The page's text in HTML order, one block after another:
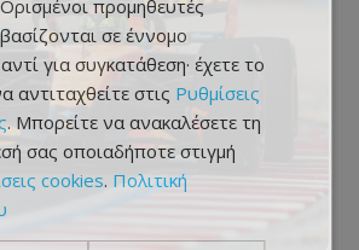
προμηθευτές
σε έννομο
για συγκατάθεση· έχετε το
αντιταχθείτε στις Ρυθμίσεις
. Μπορείτε να ανακαλέσετε τη
σας οποιαδήποτε στιγμή
cookies. Πολιτική